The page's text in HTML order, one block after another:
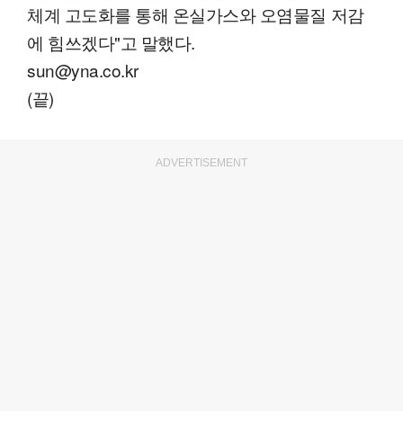
체계 고도화를 통해 온실가스와 오염물질 저감
에 힘쓰겠다"고 말했다.
sun@yna.co.kr
(끝)
ADVERTISEMENT